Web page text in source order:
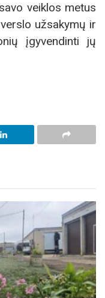
veiklos metus
užsakymų ir
įgyvendinti jų